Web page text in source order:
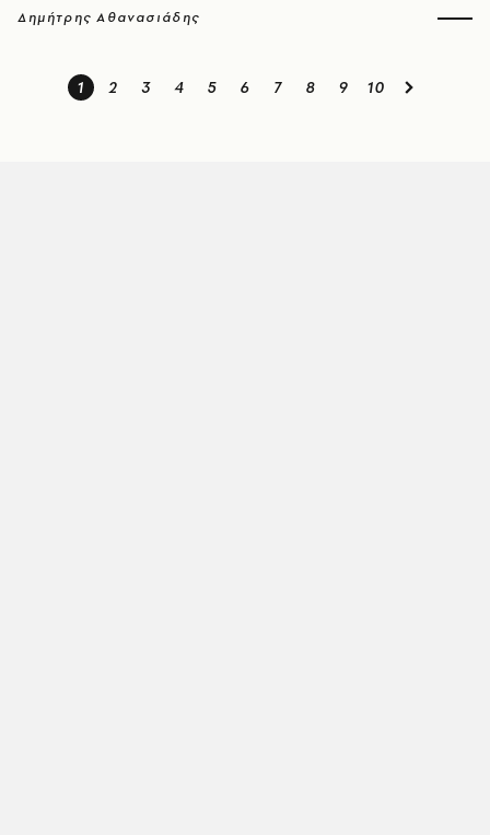
Δημήτρης Αθανασιάδης
1 2 3 4 5 6 7 8 9 10